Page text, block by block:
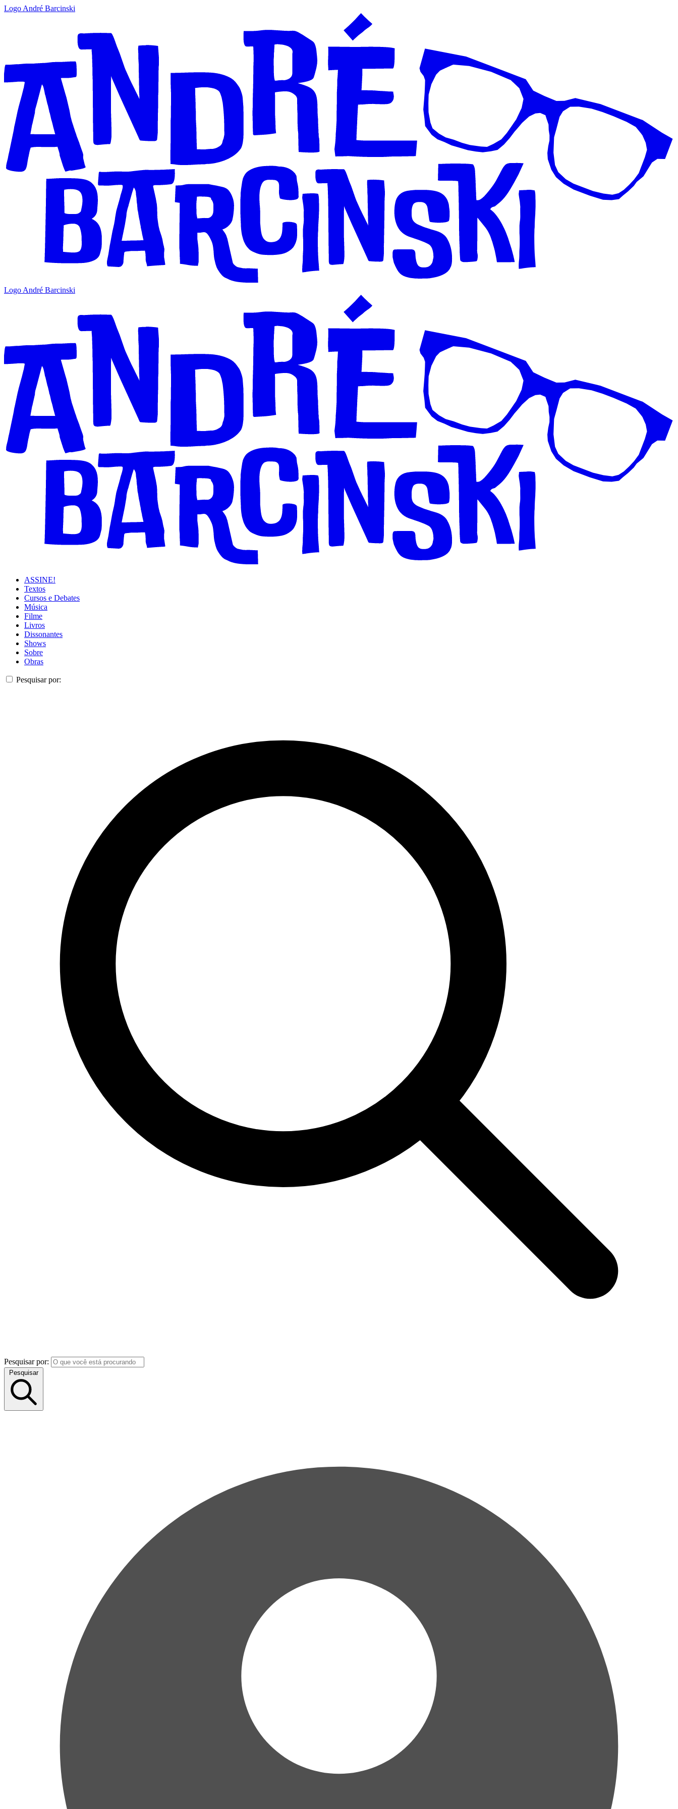
Logo André Barcinski
Logo André Barcinski
ASSINE!
Textos
Cursos e Debates
Música
Filme
Livros
Dissonantes
Shows
Sobre
Obras
Pesquisar por:
Pesquisar por:
Pesquisar